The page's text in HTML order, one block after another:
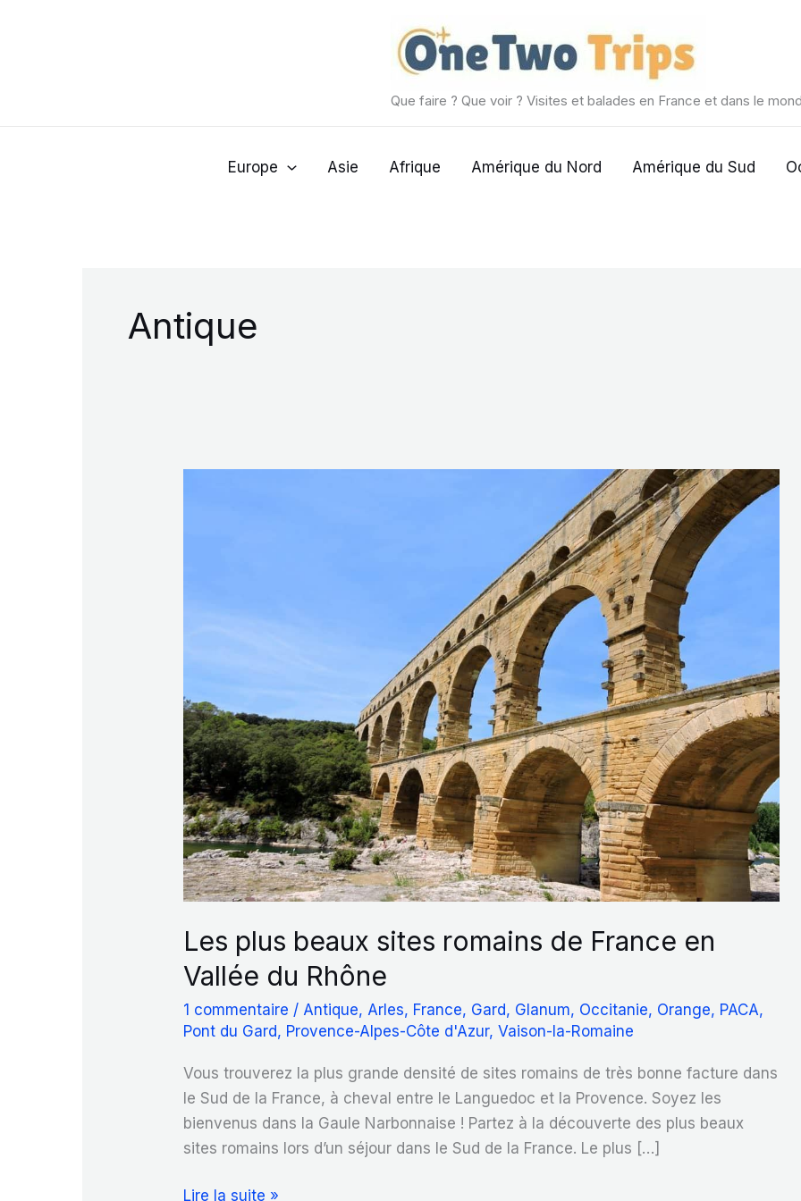
Que faire ? Que voir ? Visites et balades en France et dans le
Europe Asie Afrique Amérique du Nord Amérique du Sud
Antique
Les plus beaux sites romains de France en
Vallée du Rhône
1 commentaire / Antique, Arles, France, Gard, Glanum, Occitanie, Orange, PACA,
Pont du Gard, Provence-Alpes-Côte d'Azur,Vaison-la-Romaine
Vous trouverez la plus grande densité de sites romains de très bonne facture dans
le Sud de la France, à cheval entre le Languedoc et la Provence. Soyez les
bienvenus dans la Gaule Narbonnaise ! Partez à la découverte des plus beaux
sites romains lors d’un séjour dans le Sud de la France. Le plus […]
Les
Lire la suite »